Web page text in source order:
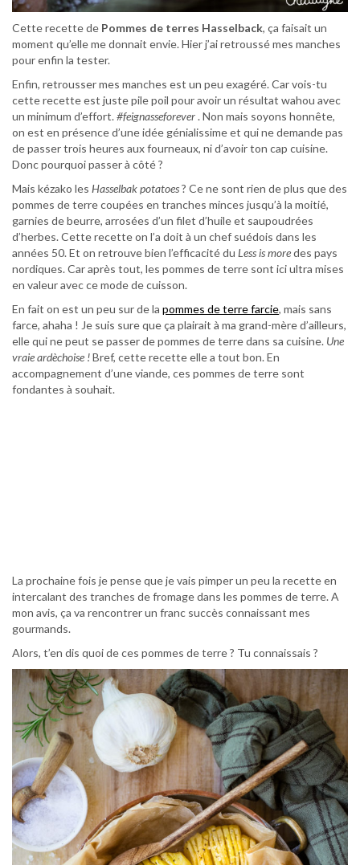
Cette recette de Pommes de terres Hasselback, ça faisait un
moment qu’elle me donnait envie. Hier j’ai retroussé mes manches
pour enfin la tester.
Enfin, retrousser mes manches est un peu exagéré. Car vois-tu
cette recette est juste pile poil pour avoir un résultat wahou avec
un minimum d’effort.#feignasseforever. Non mais soyons honnête,
on est en présence d’une idée génialissime et qui ne demande pas
de passer trois heures aux fourneaux, ni d’avoir ton cap cuisine.
Donc pourquoi passer à côté ?
Mais kézako les Hasselbak potatoes? Ce ne sont rien de plus que des
pommes de terre coupées en tranches minces jusqu’à la moitié,
garnies de beurre, arrosées d’un filet d’huile et saupoudrées
d’herbes. Cette recette on l’a doit à un chef suédois dans les
années 50. Et on retrouve bien l’efficacité du Less is moredes pays
nordiques. Car après tout, les pommes de terre sont ici ultra mises
en valeur avec ce mode de cuisson.
En fait on est un peu sur de la pommes de terre farcie, mais sans
farce, ahaha ! Je suis sure que ça plairait à ma grand-mère d’ailleurs,
elle qui ne peut se passer de pommes de terre dans sa cuisine. Une
vraie ardèchoise !Bref, cette recette elle a tout bon. En
accompagnement d’une viande, ces pommes de terre sont
fondantes à souhait.
La prochaine fois je pense que je vais pimper un peu la recette en
intercalant des tranches de fromage dans les pommes de terre. A
mon avis, ça va rencontrer un franc succès connaissant mes
gourmands.
Alors, t’en dis quoi de ces pommes de terre ? Tu connaissais ?